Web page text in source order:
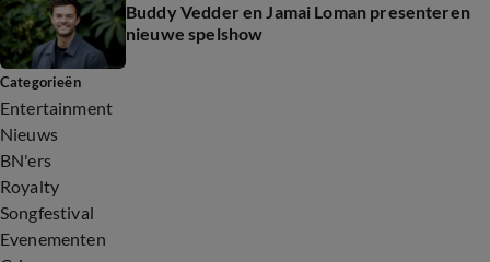
Buddy Vedder en Jamai Loman presenteren
nieuwe spelshow
Categorieën
Entertainment
Nieuws
BN'ers
Royalty
Songfestival
Evenementen